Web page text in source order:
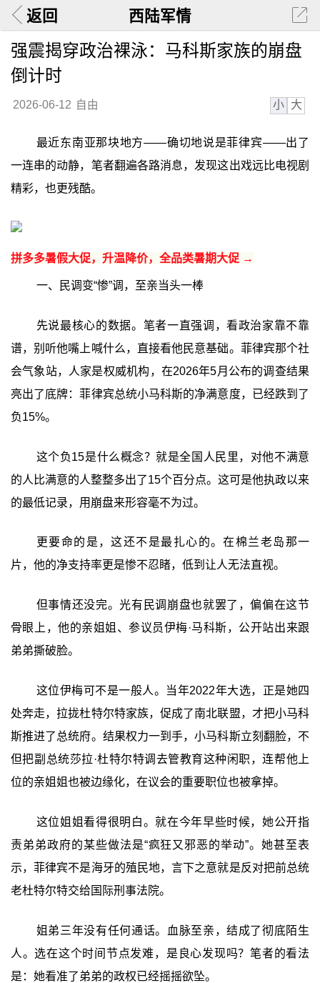
返回 西陆军情
强震揭穿政治裸泳：马科斯家族的崩盘
倒计时
2026-06-12 自由 小 大
最近东南亚那块地方——确切地说是菲律宾——出了
一连串的动静，笔者翻遍各路消息，发现这出戏远比电视剧
精彩，也更残酷。
拼多多暑假大促，升温降价，全品类暑期大促 →
一、民调变“惨”调，至亲当头一棒
先说最核心的数据。笔者一直强调，看政治家靠不靠
谱，别听他嘴上喊什么，直接看他民意基础。菲律宾那个社
会气象站，人家是权威机构，在2026年5月公布的调查结果
亮出了底牌：菲律宾总统小马科斯的净满意度，已经跌到了
负15%。
这个负15是什么概念？就是全国人民里，对他不满意
的人比满意的人整整多出了15个百分点。这可是他执政以来
的最低记录，用崩盘来形容毫不为过。
更要命的是，这还不是最扎心的。在棉兰老岛那一
片，他的净支持率更是惨不忍睹，低到让人无法直视。
但事情还没完。光有民调崩盘也就罢了，偏偏在这节
骨眼上，他的亲姐姐、参议员伊梅·马科斯，公开站出来跟
弟弟撕破脸。
这位伊梅可不是一般人。当年2022年大选，正是她四
处奔走，拉拢杜特尔特家族，促成了南北联盟，才把小马科
斯推进了总统府。结果权力一到手，小马科斯立刻翻脸，不
但把副总统莎拉·杜特尔特调去管教育这种闲职，连帮他上
位的亲姐姐也被边缘化，在议会的重要职位也被拿掉。
这位姐姐看得很明白。就在今年早些时候，她公开指
责弟弟政府的某些做法是“疯狂又邪恶的举动”。她甚至表
示，菲律宾不是海牙的殖民地，言下之意就是反对把前总统
老杜特尔特交给国际刑事法院。
姐弟三年没有任何通话。血脉至亲，结成了彻底陌生
人。选在这个时间节点发难，是良心发现吗？笔者的看法
是：她看准了弟弟的政权已经摇摇欲坠。